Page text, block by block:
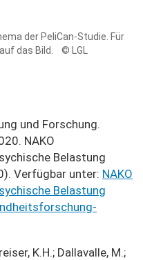
der PeliCan-Studie. Für
das Bild.
© LGL
und Forschung.
NAKO
Belastung
Verfügbar unter: NAKO
Belastung
K.H.; Dallavalle, M.;